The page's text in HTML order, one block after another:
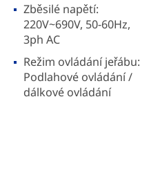
Zběsilé napětí:
220V~690V, 50-60Hz,
3ph AC
Režim ovládání jeřábu:
Podlahové ovládání /
dálkové ovládání